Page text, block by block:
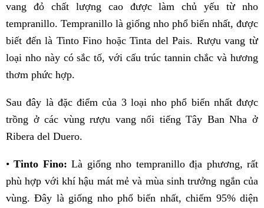
vang đỏ chất lượng cao được làm chủ yếu từ nho
tempranillo. Tempranillo là giống nho phổ biến nhất, được
biết đến là Tinto Fino hoặc Tinta del Pais. Rượu vang từ
loại nho này có sắc tố, với cấu trúc tannin chắc và hương
thơm phức hợp.
Sau đây là đặc điểm của 3 loại nho phổ biến nhất được
trồng ở các vùng rượu vang nổi tiếng Tây Ban Nha ở
Ribera del Duero.
•Tinto Fino: Là giống nho tempranillo địa phương, rất
phù hợp với khí hậu mát mẻ và mùa sinh trưởng ngắn của
vùng. Đây là giống nho phổ biến nhất, chiếm 95% diện